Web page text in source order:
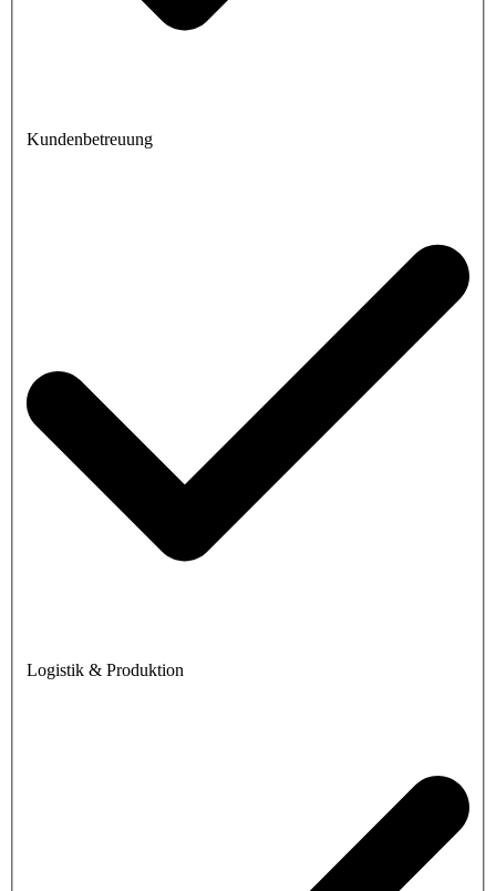
Kundenbetreuung
Logistik & Produktion